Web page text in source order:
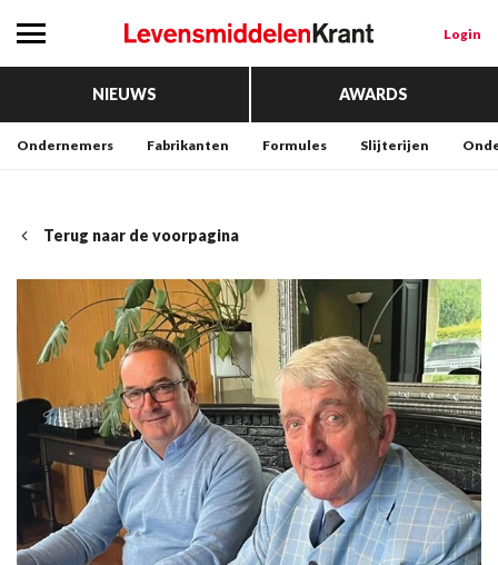
Login
NIEUWS AWARDS
Ondernemers Fabrikanten Formules Slijterijen
Terug naar de voorpagina